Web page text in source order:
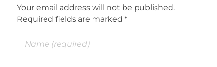
Your email address will not be published.
Required fields are marked *